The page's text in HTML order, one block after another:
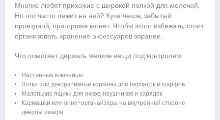
Многие любят прихожие с широкой полкой для мелочей.
Но что часто лежит на ней? Куча чеков, забытый
проездной, пригоршня монет. Чтобы этого избежать, стоит
организовать хранение аксессуаров заранее.
Что помогает держать мелкие вещи под контролем:
Настенные ключницы.
Лотки или декоративные корзины для перчаток и шарфов.
Маленькие ящики для очков, наушников и зарядок.
Кармашки или мини-органайзеры на внутренней стороне
дверцы шкафа.